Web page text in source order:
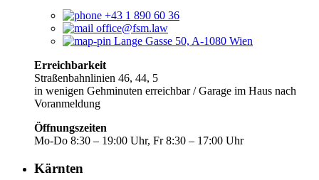
+43 1 890 60 36
office@fsm.law
Lange Gasse 50, A-1080 Wien
Erreichbarkeit
Straßenbahnlinien 46, 44, 5
in wenigen Gehminuten erreichbar / Garage im Haus nach
Voranmeldung
Öffnungszeiten
Mo-Do 8:30 – 19:00 Uhr, Fr 8:30 – 17:00 Uhr
Kärnten